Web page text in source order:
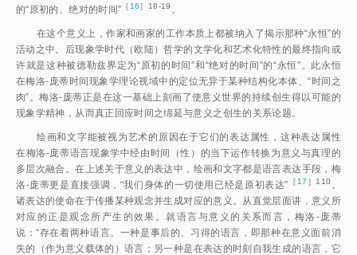
的“原初的、绝对的时间” ［ 16］18-19 。
在这个意义上，作家和画家的工作本质上都被纳入了揭示那种“永恒”的
活动之中。后现象学时代（欧陆）哲学的文学化和艺术化特性的最终指向或
许就是这种被德勒兹界定为“原初的时间”和“绝对的时间”的“永恒”。此永恒
在梅洛-庞蒂时间现象学理论视域中的定位无异于某种结构化本体、“时间之
肉”。梅洛-庞蒂正是在这一基础上刻画了使意义世界的持续创生得以可能的
现象学精神，从而真正回应时间之绵延与意义之创生的关系论题。
绘画和文字能被视为艺术的原因在于它们的表达属性，这种表达属性
在梅洛-庞蒂语言现象学中经由时间（性）的当下运作转换为意义与真理的
多层次融合。在上述关于意义的表达中，绘画和文字都是语言表达手段，梅
洛-庞蒂更是直接强调，“我们身体的一切使用已经是原初表达” ［ 17 ］110 。
诸表达的使命在于传播某种观念并生成对应的意义。从直觉层面讲，意义所
对应的正是观念所产生的效果。就语言与意义的关系而言，梅洛-庞蒂
说：“存在着两种语言。一种是事后的、习得的语言，即那种在意义面前消
失的（作为意义载体的）语言；另一种是在表达的时刻自我生成的语言，它